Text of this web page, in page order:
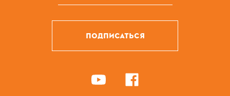
ПОДПИСАТЬСЯ